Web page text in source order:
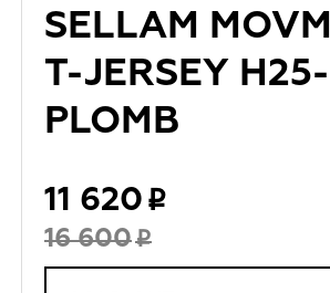
SELLAM
T-JERSEY H25-
PLOMB
11 620
16 600